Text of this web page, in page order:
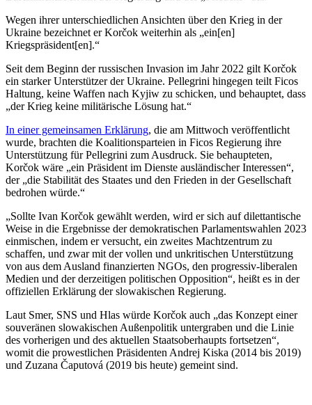
Wegen ihrer unterschiedlichen Ansichten über den Krieg in der
Ukraine bezeichnet er Korčok weiterhin als „ein[en]
Kriegspräsident[en].“
Seit dem Beginn der russischen Invasion im Jahr 2022 gilt Korčok
ein starker Unterstützer der Ukraine. Pellegrini hingegen teilt Ficos
Haltung, keine Waffen nach Kyjiw zu schicken, und behauptet, dass
„der Krieg keine militärische Lösung hat.“
In einer gemeinsamen Erklärung, die am Mittwoch veröffentlicht
wurde, brachten die Koalitionsparteien in Ficos Regierung ihre
Unterstützung für Pellegrini zum Ausdruck. Sie behaupteten,
Korčok wäre „ein Präsident im Dienste ausländischer Interessen“,
der „die Stabilität des Staates und den Frieden in der Gesellschaft
bedrohen würde.“
„Sollte Ivan Korčok gewählt werden, wird er sich auf dilettantische
Weise in die Ergebnisse der demokratischen Parlamentswahlen 2023
einmischen, indem er versucht, ein zweites Machtzentrum zu
schaffen, und zwar mit der vollen und unkritischen Unterstützung
von aus dem Ausland finanzierten NGOs, den progressiv-liberalen
Medien und der derzeitigen politischen Opposition“, heißt es in der
offiziellen Erklärung der slowakischen Regierung.
Laut Smer, SNS und Hlas würde Korčok auch „das Konzept einer
souveränen slowakischen Außenpolitik untergraben und die Linie
des vorherigen und des aktuellen Staatsoberhaupts fortsetzen“,
womit die prowestlichen Präsidenten Andrej Kiska (2014 bis 2019)
und Zuzana Čaputová (2019 bis heute) gemeint sind.